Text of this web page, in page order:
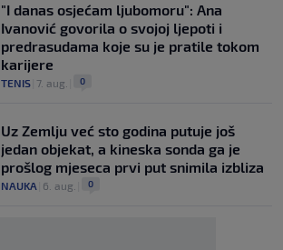
"I danas osjećam ljubomoru": Ana
Ivanović govorila o svojoj ljepoti i
predrasudama koje su je pratile tokom
karijere
TENIS 7. aug. 0
Uz Zemlju već sto godina putuje još
jedan objekat, a kineska sonda ga je
prošlog mjeseca prvi put snimila izbliza
NAUKA 6. aug. 0